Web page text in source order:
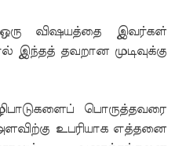
விஷயத்தை இவர்கள்
இந்தத் தவறான முடிவுக்கு
பொருத்தவரை
உபரியாக எத்தனை